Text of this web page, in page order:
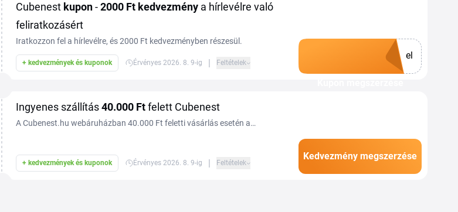
Cubenest kupon-2000 Ft kedvezmény a hírlevélre való
feliratkozásért
Iratkozzon fel a hírlevélre, és 2000 Ft kedvezményben részesül.
+ kedvezmények és kuponok Érvényes 2026. 8. 9-ig | Feltételek
el
Ingyenes szállítás40.000 Ftfelett Cubenest
A Cubenest.hu webáruházban 40.000 Ft feletti vásárlás esetén a
+ kedvezmények és kuponok Érvényes 2026. 8. 9-ig | Feltételek
Kedvezmény megszerzése